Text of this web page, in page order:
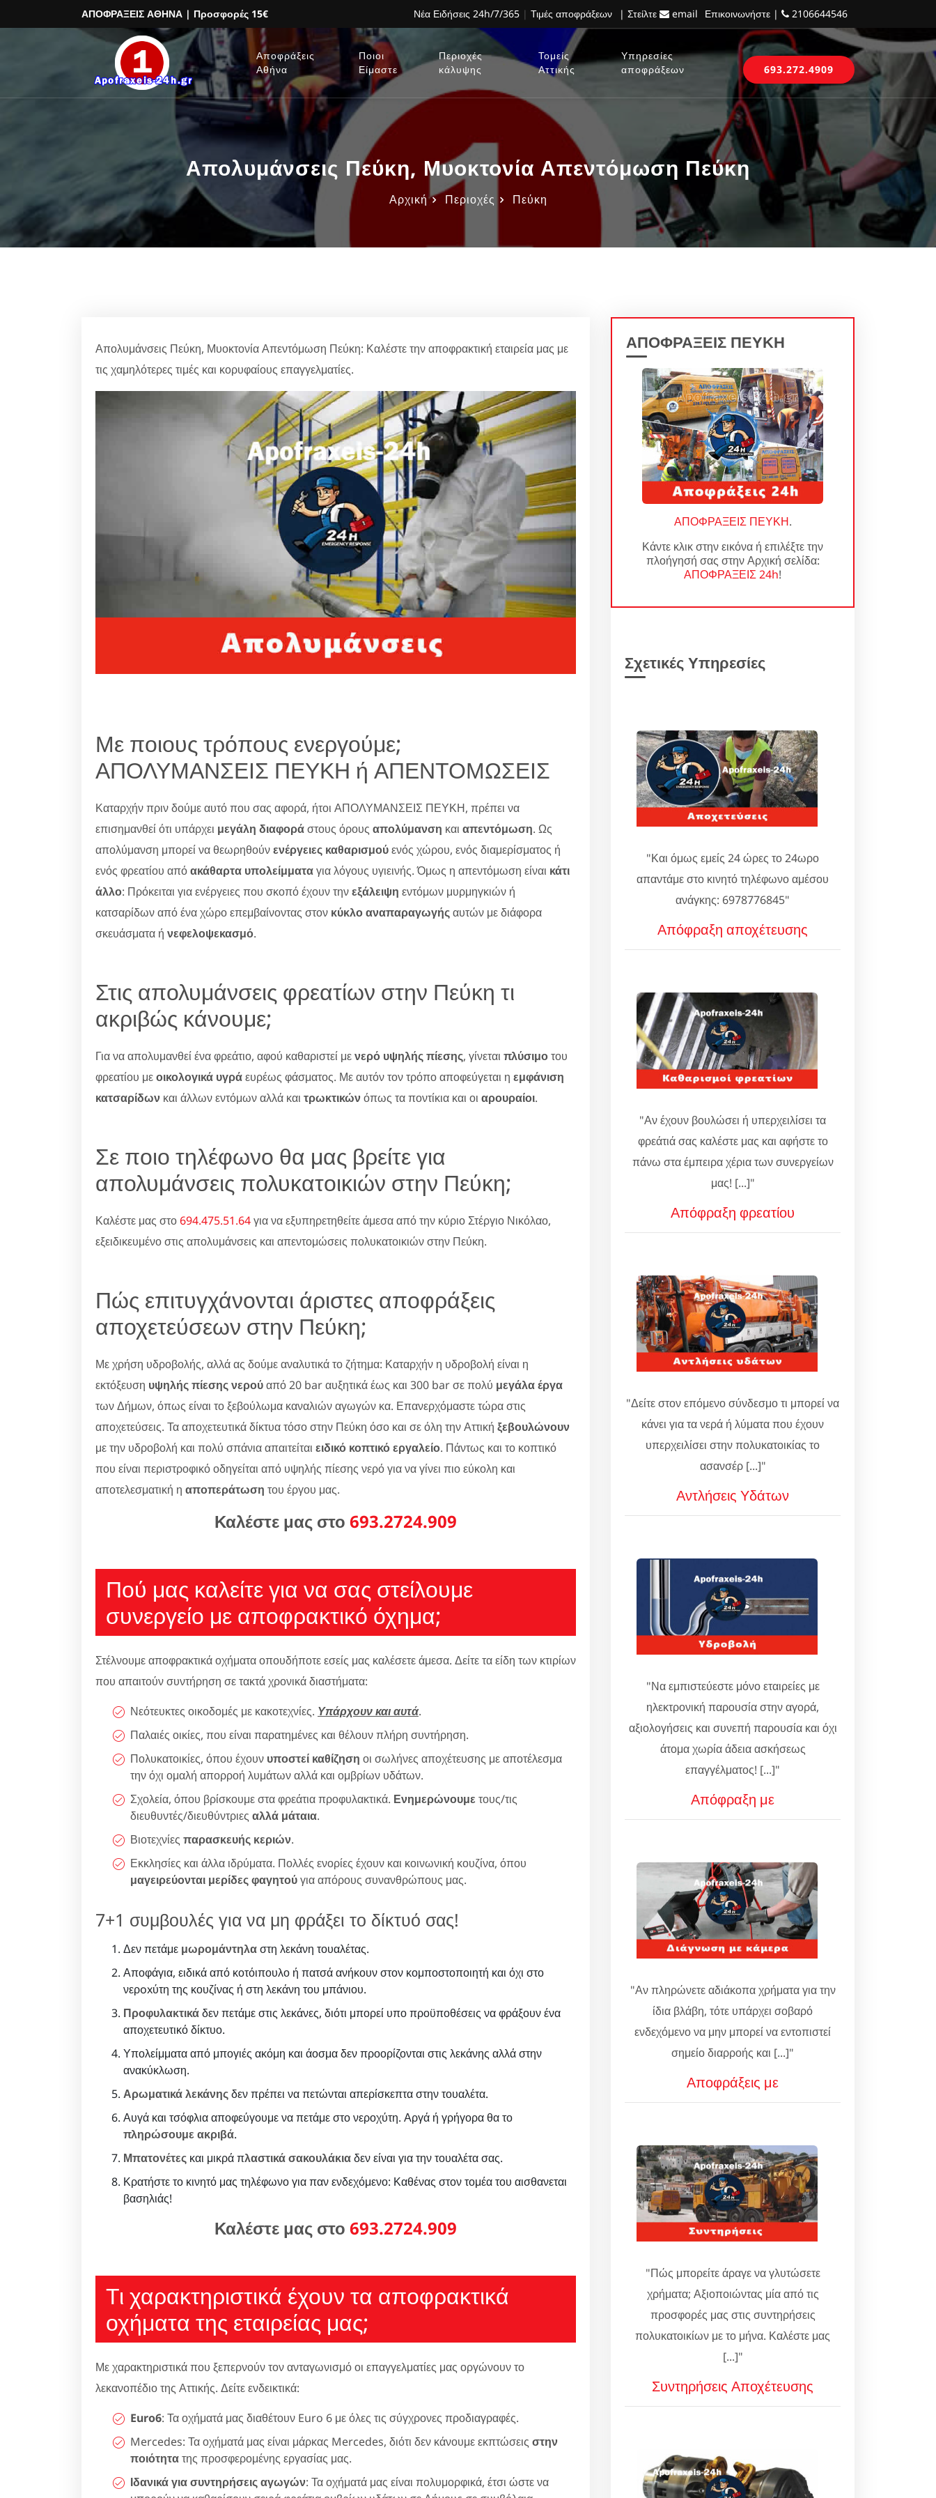
ΑΠΟΦΡΑΞΕΙΣ ΑΘΗΝΑ | Προσφορές 15€ Νέα Ειδήσεις 24h/7/365 | Τιμές αποφράξεων | Στείλτε email Επικοινωνήστε | 2106644546
Αποφράξεις
Αθήνα
Ποιοι
Είμαστε
Περιοχές
κάλυψης
Τομείς
Αττικής
Υπηρεσίες
αποφράξεων
693.272.4909
Απολυμάνσεις Πεύκη, Μυοκτονία Απεντόμωση Πεύκη
Αρχική Περιοχές Πεύκη
Απολυμάνσεις Πεύκη, Μυοκτονία Απεντόμωση Πεύκη: Καλέστε την αποφρακτική εταιρεία μας με
τις χαμηλότερες τιμές και κορυφαίους επαγγελματίες.
Με ποιους τρόπους ενεργούμε;
ΑΠΟΛΥΜΑΝΣΕΙΣ ΠΕΥΚΗ ή ΑΠΕΝΤΟΜΩΣΕΙΣ
Καταρχήν πριν δούμε αυτό που σας αφορά, ήτοι ΑΠΟΛΥΜΑΝΣΕΙΣ ΠΕΥΚΗ, πρέπει να
επισημανθεί ότι υπάρχει μεγάλη διαφοράστους όρους απολύμανση και απεντόμωση. Ως
απολύμανση μπορεί να θεωρηθούνενέργειες καθαρισμούενός χώρου, ενός διαμερίσματος ή
ενός φρεατίου απόακάθαρτα υπολείμματαγια λόγους υγιεινής. Όμως η απεντόμωση είναι κάτι
άλλο: Πρόκειται για ενέργειες που σκοπό έχουν τηνεξάλειψη εντόμων μυρμηγκιών ή
κατσαρίδων από ένα χώρο επεμβαίνοντας στον κύκλο αναπαραγωγήςαυτών με διάφορα
σκευάσματα ή νεφελοψεκασμό.
Στις απολυμάνσεις φρεατίων στην Πεύκη τι
ακριβώς κάνουμε;
Για να απολυμανθεί ένα φρεάτιο, αφού καθαριστεί μενερό υψηλής πίεσης, γίνεται πλύσιμοτου
φρεατίου μεοικολογικά υγράευρέως φάσματος. Με αυτόν τον τρόπο αποφεύγεται η εμφάνιση
κατσαρίδων και άλλων εντόμων αλλά και τρωκτικώνόπως τα ποντίκια και οι αρουραίοι.
Σε ποιο τηλέφωνο θα μας βρείτε για
απολυμάνσεις πολυκατοικιών στην Πεύκη;
Καλέστε μας στο694.475.51.64για να εξυπηρετηθείτε άμεσα από την κύριο Στέργιο Νικόλαο,
εξειδικευμένο στις απολυμάνσεις και απεντομώσεις πολυκατοικιών στην Πεύκη.
Πώς επιτυγχάνονται άριστες αποφράξεις
αποχετεύσεων στην Πεύκη;
Με χρήση υδροβολής, αλλά ας δούμε αναλυτικά το ζήτημα: Καταρχήν η υδροβολή είναι η
εκτόξευση υψηλής πίεσης νερούαπό 20 bar αυξητικά έως και 300 bar σε πολύ μεγάλα έργα
των Δήμων, όπως είναι το ξεβούλωμα καναλιών αγωγών κα. Επανερχόμαστε τώρα στις
αποχετεύσεις. Τα αποχετευτικά δίκτυα τόσο στην Πεύκη όσο και σε όλη την Αττική ξεβουλώνουν
με την υδροβολή και πολύ σπάνια απαιτείται ειδικό κοπτικό εργαλείο. Πάντως και το κοπτικό
που είναι περιστροφικό οδηγείται από υψηλής πίεσης νερό για να γίνει πιο εύκολη και
αποτελεσματική η αποπεράτωση του έργου μας.
Καλέστε μας στο 693.2724.909
Πού μας καλείτε για να σας στείλουμε
συνεργείο με αποφρακτικό όχημα;
Στέλνουμε αποφρακτικά οχήματα οπουδήποτε εσείς μας καλέσετε άμεσα. Δείτε τα είδη των κτιρίων
που απαιτούν συντήρηση σε τακτά χρονικά διαστήματα:
Νεότευκτες οικοδομές με κακοτεχνίες. Υπάρχουν και αυτά.
Παλαιές οικίες, που είναι παρατημένες και θέλουν πλήρη συντήρηση.
Πολυκατοικίες, όπου έχουν υποστεί καθίζηση οι σωλήνες αποχέτευσης με αποτέλεσμα
την όχι ομαλή απορροή λυμάτων αλλά και ομβρίων υδάτων.
Σχολεία, όπου βρίσκουμε στα φρεάτια προφυλακτικά. Ενημερώνουμε τους/τις
διευθυντές/διευθύντριες αλλά μάταια.
Βιοτεχνίες παρασκευής κεριών.
Εκκλησίες και άλλα ιδρύματα. Πολλές ενορίες έχουν και κοινωνική κουζίνα, όπου
μαγειρεύονται μερίδες φαγητούγια απόρους συνανθρώπους μας.
7+1 συμβουλές για να μη φράξει το δίκτυό σας!
Δεν πετάμε μωρομάντηλαστη λεκάνη τουαλέτας.
Αποφάγια, ειδικά από κοτόιπουλο ή πατσά ανήκουν στον κομποστοποιητή και όχι στο
νερoxύτη της κουζίνας ή στη λεκάνη του μπάνιου.
Προφυλακτικάδεν πετάμε στις λεκάνες, διότι μπορεί υπο προϋποθέσεις να φράξουν ένα
αποχετευτικό δίκτυο.
Υπολείμματα από μπογιές ακόμη και άοσμα δεν προορίζονται στις λεκάνης αλλά στην
ανακύκλωση.
Αρωματικά λεκάνηςδεν πρέπει να πετώνται απερίσκεπτα στην τουαλέτα.
Αυγά και τσόφλια αποφεύγουμε να πετάμε στο νεροχύτη. Αργά ή γρήγορα θα το
πληρώσουμε ακριβά.
Μπατονέτες και μικρά πλαστικά σακουλάκιαδεν είναι για την τουαλέτα σας.
Κρατήστε το κινητό μας τηλέφωνο για παν ενδεχόμενο: Καθένας στον τομέα του αισθανεται
βασηλιάς!
Καλέστε μας στο 693.2724.909
Τι χαρακτηριστικά έχουν τα αποφρακτικά
οχήματα της εταιρείας μας;
Με χαρακτηριστικά που ξεπερνούν τον ανταγωνισμό οι επαγγελματίες μας οργώνουν το
λεκανοπέδιο της Αττικής. Δείτε ενδεικτικά:
Euro6: Τα οχήματά μας διαθέτουν Euro 6 με όλες τις σύγχρονες προδιαγραφές.
Mercedes: Τα οχήματά μας είναι μάρκας Mercedes, διότι δεν κάνουμε εκπτώσεις στην
ποιότητατης προσφερομένης εργασίας μας.
Ιδανικά για συντηρήσεις αγωγών: Τα οχήματά μας είναι πολυμορφικά, έτσι ώστε να
ΑΠΟΦΡΑΞΕΙΣ ΠΕΥΚΗ
ΑΠΟΦΡΑΞΕΙΣ ΠΕΥΚΗ.
Κάντε κλικ στην εικόνα ή επιλέξτε την
πλοήγησή σας στην Αρχική σελίδα:
ΑΠΟΦΡΑΞΕΙΣ 24h!
Σχετικές Υπηρεσίες
"Και όμως εμείς 24 ώρες το 24ωρο
απαντάμε στο κινητό τηλέφωνο αμέσου
ανάγκης: 6978776845"
Απόφραξη αποχέτευσης
"Αν έχουν βουλώσει ή υπερχειλίσει τα
φρεάτιά σας καλέστε μας και αφήστε το
πάνω στα έμπειρα χέρια των συνεργείων
μας! [...]"
Απόφραξη φρεατίου
"Δείτε στον επόμενο σύνδεσμο τι μπορεί να
κάνει για τα νερά ή λύματα που έχουν
υπερχειλίσει στην πολυκατοικίας το
ασανσέρ [...]"
Αντλήσεις Υδάτων
"Να εμπιστεύεστε μόνο εταιρείες με
ηλεκτρονική παρουσία στην αγορά,
αξιολογήσεις και συνεπή παρουσία και όχι
άτομα χωρία άδεια ασκήσεως
επαγγέλματος! [...]"
Απόφραξη με
"Αν πληρώνετε αδιάκοπα χρήματα για την
ίδια βλάβη, τότε υπάρχει σοβαρό
ενδεχόμενο να μην μπορεί να εντοπιστεί
σημείο διαρροής και [...]"
Αποφράξεις με
"Πώς μπορείτε άραγε να γλυτώσετε
χρήματα; Αξιοποιώντας μία από τις
προσφορές μας στις συντηρήσεις
πολυκατοικίων με το μήνα. Καλέστε μας
[...]"
Συντηρήσεις Αποχέτευσης